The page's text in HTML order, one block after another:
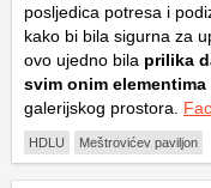
posljedica potresa i
kako bi bila sigurna za
ovo ujedno bila prilika
svim onim elementima
galerijskog prostora.
HDLU Meštrovićev paviljon